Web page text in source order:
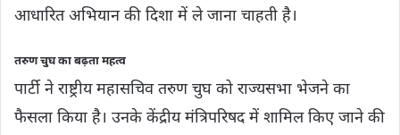
आधारित अभियान की दिशा में ले जाना चाहती है।
तरुण चुघ का बढ़ता महत्व
पार्टी ने राष्ट्रीय महासचिव तरुण चुघ को राज्यसभा भेजने का
फैसला किया है। उनके केंद्रीय मंत्रिपरिषद में शामिल किए जाने की